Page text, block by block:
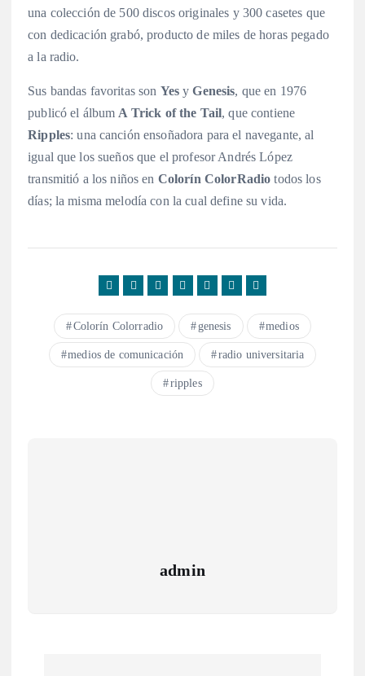
una colección de 500 discos originales y 300 casetes que
con dedicación grabó, producto de miles de horas pegado
a la radio.
Sus bandas favoritas son Yes yGenesis, que en 1976
publicó el álbum A Trick of the Tail, que contiene
Ripples: una canción ensoñadora para el navegante, al
igual que los sueños que el profesor Andrés López
transmitió a los niños en Colorín ColorRadio todos los
días; la misma melodía con la cual define su vida.
Colorín Colorradio genesis medios
medios de comunicación radio universitaria
ripples
admin